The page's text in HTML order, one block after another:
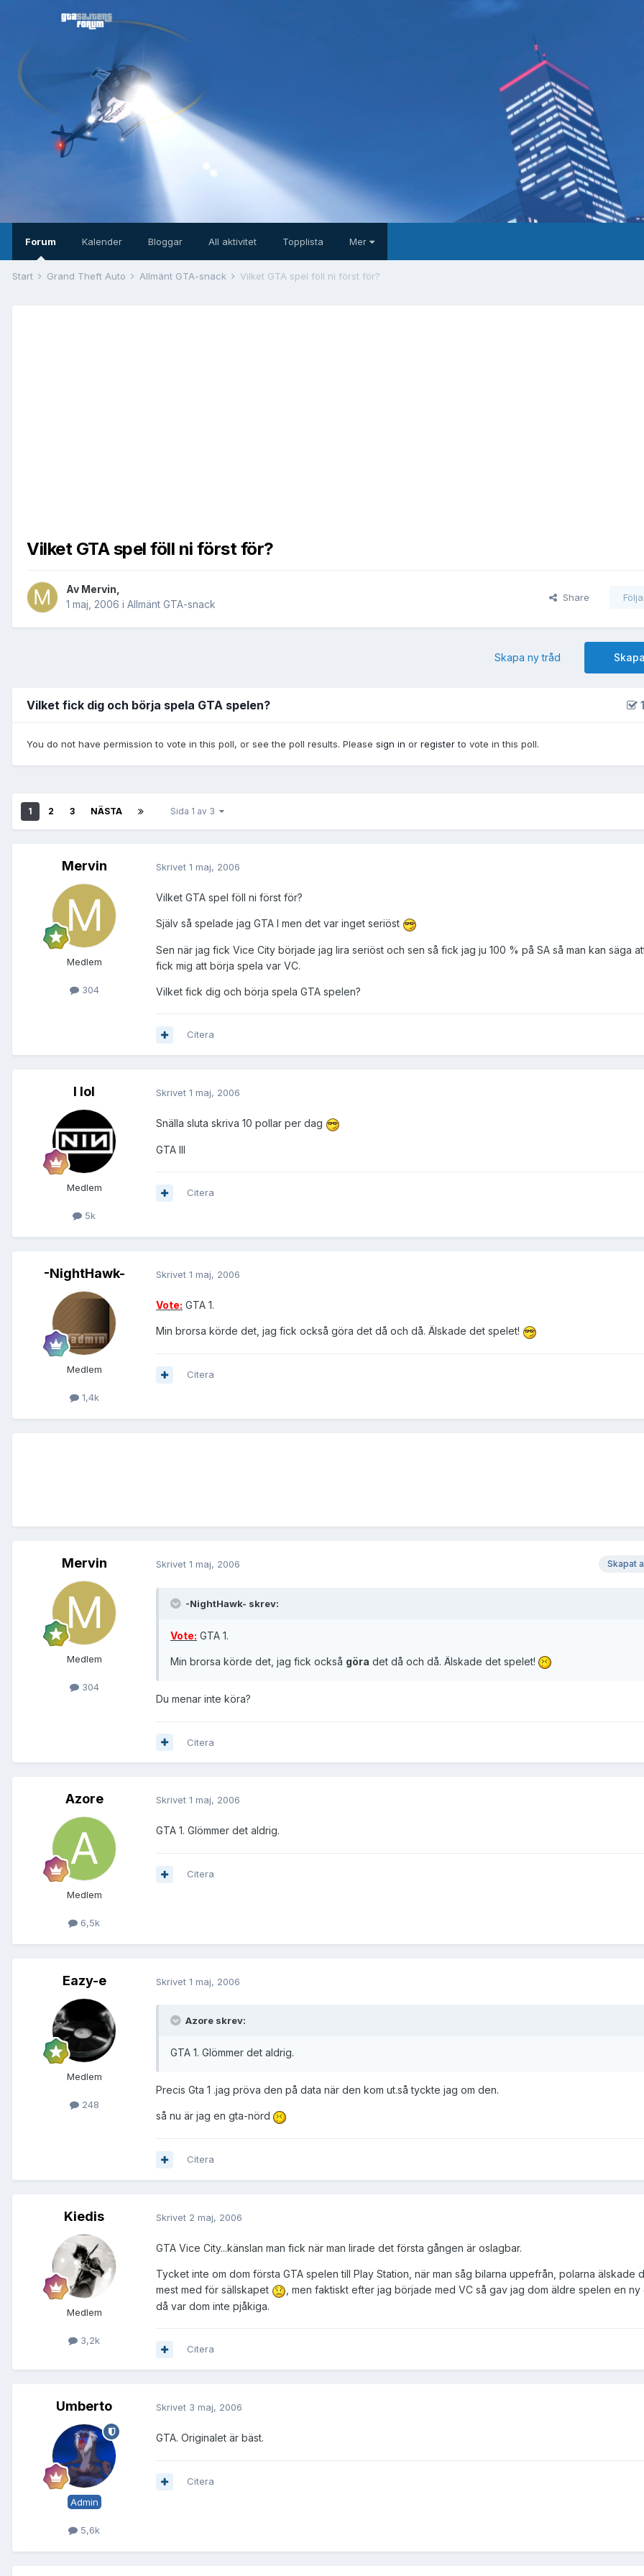
Forum Kalender Bloggar All aktivitet Topplista Mer
Start Grand Theft Auto Allmänt GTA-snack Vilket GTA spel föll ni först för?
Vilket GTA spel föll ni först för?
Av Mervin
1 maj, 2006 i Allmänt GTA-snack
Share
Skapa ny tråd
Vilket fick dig och börja spela GTA spelen?
You do not have permission to vote in this poll, or see the poll results. Please sign in or registerto vote in this poll.
1 2 3 NÄSTA Sida 1 av 3
Mervin
Medlem
304
Skrivet 1 maj, 2006
Vilket GTA spel föll ni först för?
Själv så spelade jag GTA I men det var inget seriöst
Sen när jag fick Vice City började jag lira seriöst och sen så fick jag ju 100 % på SA så man kan säga
fick mig att börja spela var VC.
Vilket fick dig och börja spela GTA spelen?
Citera
I lol
Medlem
5k
Skrivet 1 maj, 2006
Snälla sluta skriva 10 pollar per dag
GTA III
Citera
-NightHawk-
Medlem
1,4k
Skrivet 1 maj, 2006
Vote: GTA 1.
Min brorsa körde det, jag fick också göra det då och då. Älskade det spelet!
Citera
Mervin
Medlem
304
Skapat
Skrivet 1 maj, 2006
-NightHawk- skrev:
Vote: GTA 1.
Min brorsa körde det, jag fick också göra det då och då. Älskade det spelet!
Du menar inte köra?
Citera
Azore
Medlem
6,5k
Skrivet 1 maj, 2006
GTA 1. Glömmer det aldrig.
Citera
Eazy-e
Medlem
248
Skrivet 1 maj, 2006
Azore skrev:
GTA 1. Glömmer det aldrig.
Precis Gta 1 .jag pröva den på data när den kom ut.så tyckte jag om den.
så nu är jag en gta-nörd
Citera
Kiedis
Medlem
3,2k
Skrivet 2 maj, 2006
GTA Vice City...känslan man fick när man lirade det första gången är oslagbar.
Tycket inte om dom första GTA spelen till Play Station, när man såg bilarna uppefrån, polarna älskade
mest med för sällskapet
, men faktiskt efter jag började med VC så gav jag dom äldre spelen en ny
då var dom inte pjåkiga.
Citera
Umberto
Admin
5,6k
Skrivet 3 maj, 2006
GTA. Originalet är bäst.
Citera